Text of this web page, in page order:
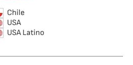
Chile
USA
USA Latino